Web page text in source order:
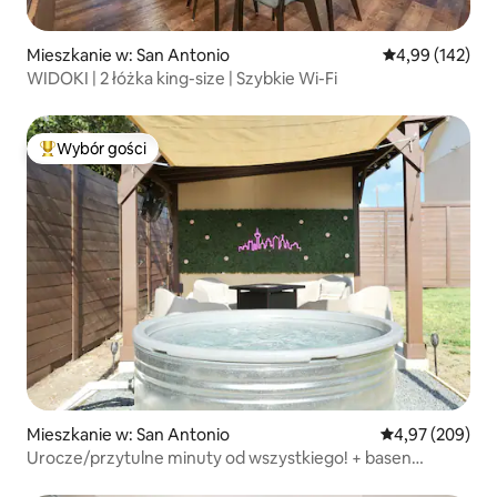
Mieszkanie w: San Antonio Średnia
4,99 (142)
WIDOKI | 2 łóżka king-size | Szybkie Wi-Fi
Najpopularniejsze z kategorii Wybór gości
Wybór gości
Mieszkanie w: San Antonio Średnia
4,97 (209)
Urocze/przytulne minuty od wszystkiego! + basen